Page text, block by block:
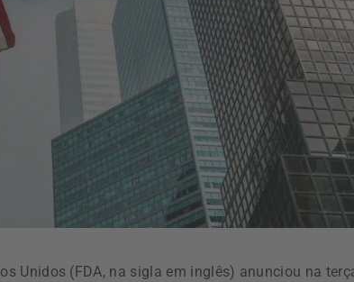
Unidos (FDA, na sigla em inglês) anunciou na